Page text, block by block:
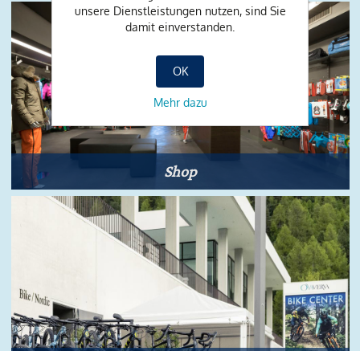
Shop
unsere Dienstleistungen nutzen, sind Sie
damit einverstanden.
OK
Mehr dazu